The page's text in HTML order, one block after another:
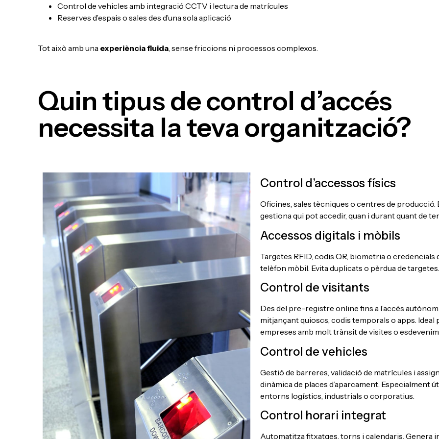
Control de vehicles amb integració CCTV i lectura de matrícules
Reserves d’espais o sales des d’una sola aplicació
Tot això amb una experiència fluida, sense friccions ni processos complexos.
Quin tipus de control d’accés
necessita la teva organització?
Control d’accessos físics
Oficines, sales tècniques o centres de producció.
gestiona qui pot accedir, quan i durant quant de
Accessos digitals i mòbils
Targetes RFID, codis QR, biometria o credencials
telèfon mòbil. Evita duplicats o pèrdua de targetes.
Control de visitants
Des del pre-registre online fins a l’accés autònom
mitjançant quioscs, codis temporals o apps. Ideal
empreses amb molt trànsit de visites o
Control de vehicles
Gestió de barreres, validació de matrícules i
dinàmica de places d’aparcament. Especialment
entorns logístics, industrials o corporatius.
Control horari integrat
Automatitza fitxatges, torns i calendaris. Genera